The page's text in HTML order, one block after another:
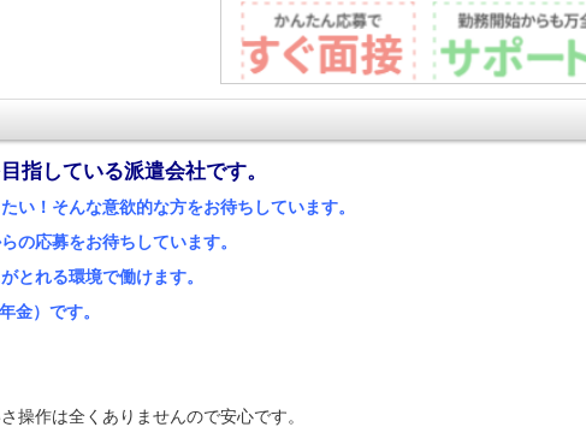
指している派遣会社です。
い！そんな意欲的な方をお待ちしています。
の応募をお待ちしています。
とれる環境で働けます。
金）です。
操作は全くありませんので安心です。